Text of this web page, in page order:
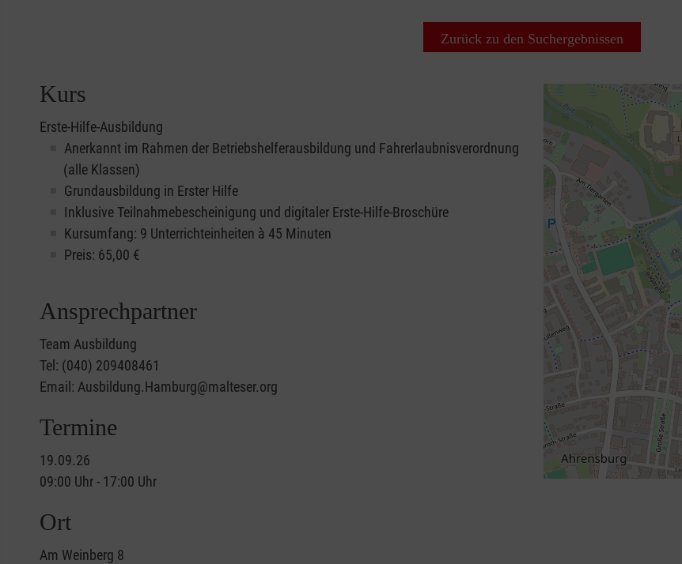
Zurück zu den Suchergebnissen
Kurs
Erste-Hilfe-Ausbildung
Anerkannt im Rahmen der Betriebshelferausbildung und Fahrerlaubnisverordnung
(alle Klassen)
Grundausbildung in Erster Hilfe
Inklusive Teilnahmebescheinigung und digitaler Erste-Hilfe-Broschüre
Kursumfang: 9 Unterrichteinheiten à 45 Minuten
Preis: 65,00 €
Ansprechpartner
Team Ausbildung
Tel: (040) 209408461
Email: Ausbildung.Hamburg@malteser.org
Termine
19.09.26
09:00 Uhr - 17:00 Uhr
Ort
Am Weinberg 8